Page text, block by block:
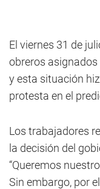
El viernes 31 de
obreros
y esta situación
protesta en el
Los trabajadores
la decisión del
“Queremos
Sin embargo, por